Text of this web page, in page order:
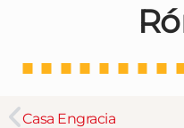
Por el
Contactar
Instagram
Casa Engracia